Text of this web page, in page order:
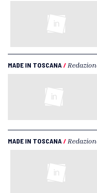
MADE IN TOSCANA/
MADE IN TOSCANA/